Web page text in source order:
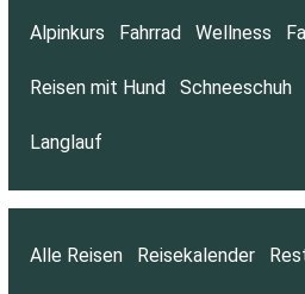
Alpinkurs Fahrrad Wellness
Reisen mit Hund Schneeschuh
Langlauf
Alle Reisen Reisekalender